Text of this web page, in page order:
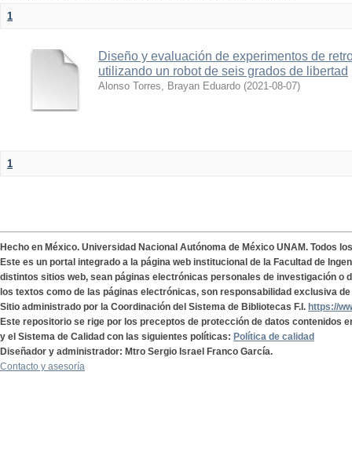
1
Diseño y evaluación de experimentos de
utilizando un robot de seis grados de libertad
Alonso Torres, Brayan Eduardo (2021-08-07)
1
Hecho en México. Universidad Nacional Autónoma de México UNAM. Todos
Este es un portal integrado a la página web institucional de la Facultad de
distintos sitios web, sean páginas electrónicas personales de investigación o
los textos como de las páginas electrónicas, son responsabilidad exclusiva
Sitio administrado por la Coordinación del Sistema de Bibliotecas F.I. https://
Este repositorio se rige por los preceptos de protección de datos contenidos
y el Sistema de Calidad con las siguientes políticas: Política de calidad
Diseñador y administrador: Mtro Sergio Israel Franco García.
Contacto y asesoría